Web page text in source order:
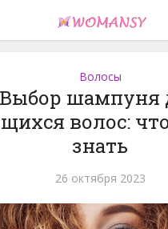
Волосы
Выбор шампуня
волос:
знать
26 октября 2023